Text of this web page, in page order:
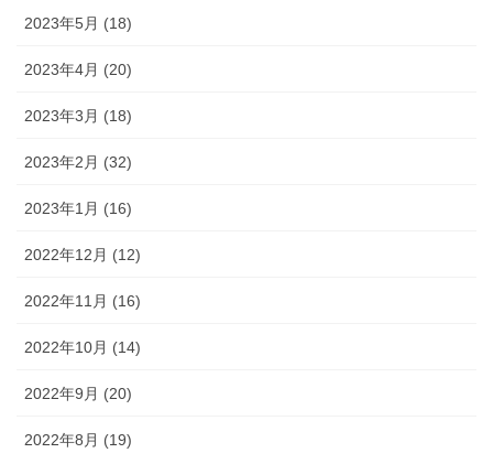
2023年5月 (18)
2023年4月 (20)
2023年3月 (18)
2023年2月 (32)
2023年1月 (16)
2022年12月 (12)
2022年11月 (16)
2022年10月 (14)
2022年9月 (20)
2022年8月 (19)